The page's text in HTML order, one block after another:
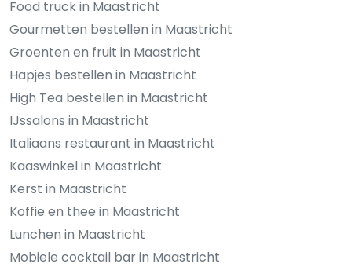
Food truck in Maastricht
Gourmetten bestellen in Maastricht
Groenten en fruit in Maastricht
Hapjes bestellen in Maastricht
High Tea bestellen in Maastricht
IJssalons in Maastricht
Italiaans restaurant in Maastricht
Kaaswinkel in Maastricht
Kerst in Maastricht
Koffie en thee in Maastricht
Lunchen in Maastricht
Mobiele cocktail bar in Maastricht